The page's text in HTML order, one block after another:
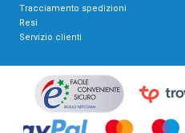
Tracciamento spedizioni
Resi
Servizio clienti